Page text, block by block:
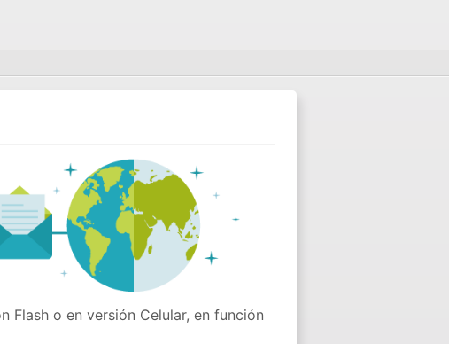
Flash o en versión Celular, en función